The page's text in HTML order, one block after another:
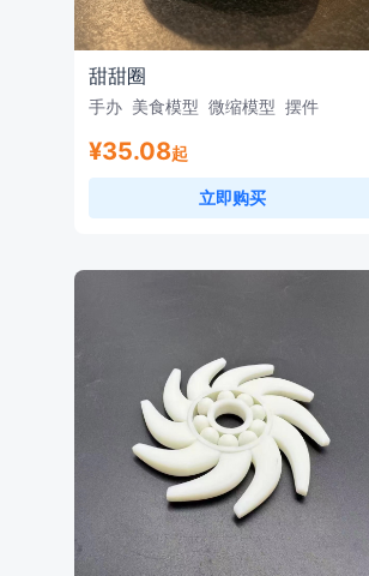
甜甜圈
手办 美食模型 微缩模型 摆件
¥35.08起
立即购买